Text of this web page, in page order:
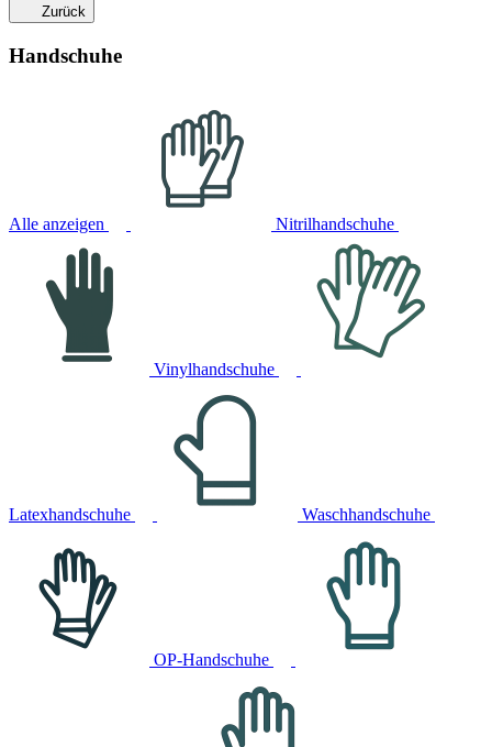
Zurück
Handschuhe
Alle anzeigen Nitrilhandschuhe
Vinylhandschuhe
Latexhandschuhe Waschhandschuhe
OP-Handschuhe